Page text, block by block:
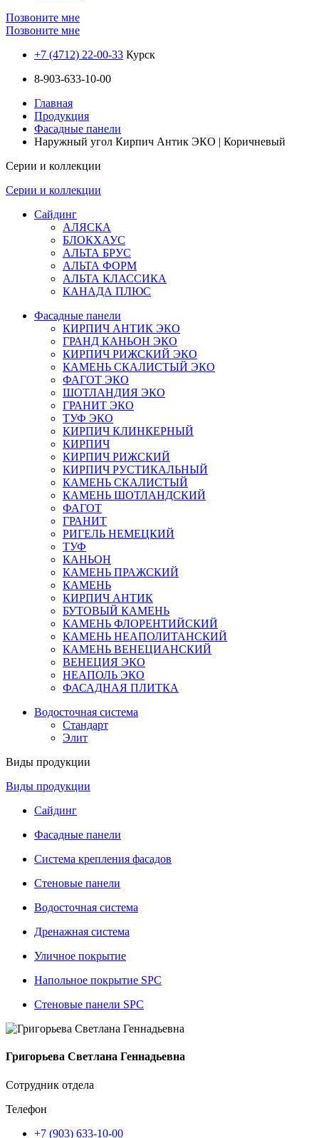
Позвоните мне
Позвоните мне
+7 (4712) 22-00-33 Курск
8-903-633-10-00
Главная
Продукция
Фасадные панели
Наружный угол Кирпич Антик ЭКО | Коричневый
Серии и коллекции
Серии и коллекции
Сайдинг
АЛЯСКА
БЛОКХАУС
АЛЬТА БРУС
АЛЬТА ФОРМ
АЛЬТА КЛАССИКА
КАНАДА ПЛЮС
Фасадные панели
КИРПИЧ АНТИК ЭКО
ГРАНД КАНЬОН ЭКО
КИРПИЧ РИЖСКИЙ ЭКО
КАМЕНЬ СКАЛИСТЫЙ ЭКО
ФАГОТ ЭКО
ШОТЛАНДИЯ ЭКО
ГРАНИТ ЭКО
ТУФ ЭКО
КИРПИЧ КЛИНКЕРНЫЙ
КИРПИЧ
КИРПИЧ РИЖСКИЙ
КИРПИЧ РУСТИКАЛЬНЫЙ
КАМЕНЬ СКАЛИСТЫЙ
КАМЕНЬ ШОТЛАНДСКИЙ
ФАГОТ
ГРАНИТ
РИГЕЛЬ НЕМЕЦКИЙ
ТУФ
КАНЬОН
КАМЕНЬ ПРАЖСКИЙ
КАМЕНЬ
КИРПИЧ АНТИК
БУТОВЫЙ КАМЕНЬ
КАМЕНЬ ФЛОРЕНТИЙСКИЙ
КАМЕНЬ НЕАПОЛИТАНСКИЙ
КАМЕНЬ ВЕНЕЦИАНСКИЙ
ВЕНЕЦИЯ ЭКО
НЕАПОЛЬ ЭКО
ФАСАДНАЯ ПЛИТКА
Водосточная система
Стандарт
Элит
Виды продукции
Виды продукции
Сайдинг
Фасадные панели
Система крепления фасадов
Стеновые панели
Водосточная система
Дренажная система
Уличное покрытие
Напольное покрытие SPC
Стеновые панели SPC
Григорьева Светлана Геннадьевна
Сотрудник отдела
Телефон
+7 (903) 633-10-00